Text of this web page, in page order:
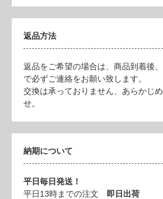
返品方法
返品をご希望の場合は、商品到着後
で必ずご連絡をお願い致します。
交換は承っておりません、あらかじ
せ。
納期について
平日毎日発送！
平日13時までの注文 即日出荷